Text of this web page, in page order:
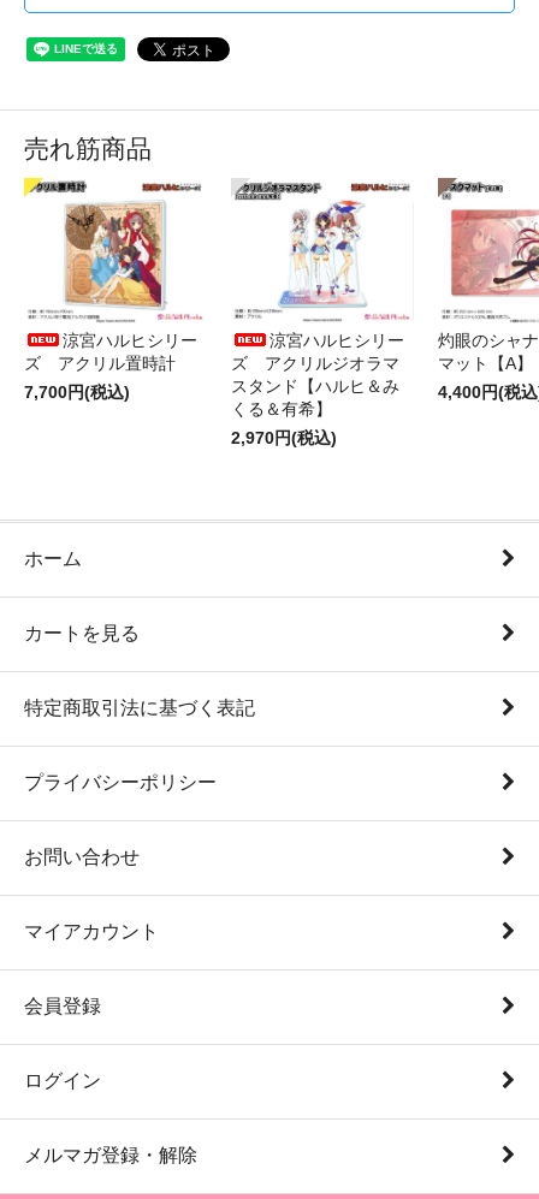
売れ筋商品
涼宮ハルヒシリー
ズ アクリル置時計
7,700円(税込)
涼宮ハルヒシリー
ズ アクリルジオラマ
スタンド【ハルヒ＆み
くる＆有希】
2,970円(税込)
灼眼のシャ
マット【A】
4,400円(税
ホーム
カートを見る
特定商取引法に基づく表記
プライバシーポリシー
お問い合わせ
マイアカウント
会員登録
ログイン
メルマガ登録・解除